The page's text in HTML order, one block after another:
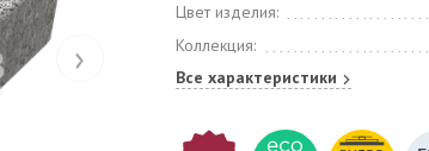
›
Цвет изделия:
Коллекция:
Все характеристики